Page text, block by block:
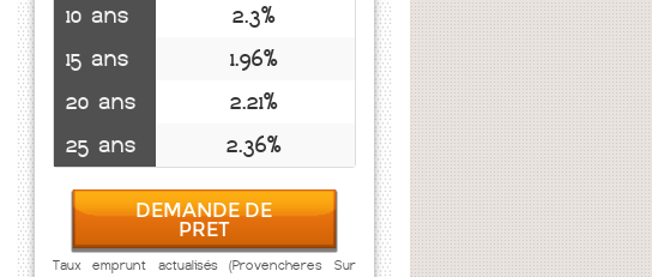
10 ans
2.3%
15 ans
1.96%
20 ans
2.21%
25 ans
2.36%
DEMANDE DE
PRET
Taux emprunt actualisés (Provencheres Sur